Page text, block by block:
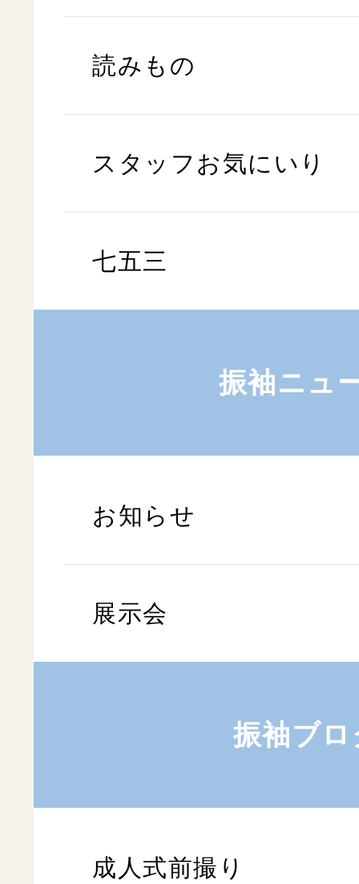
読みもの
スタッフお気にいり
七五三
振袖ニュ
お知らせ
展示会
振袖ブロ
成人式前撮り